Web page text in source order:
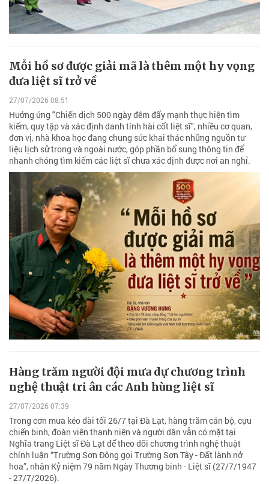
Mỗi hồ sơ được giải mã là thêm một hy vọng
đưa liệt sĩ trở về
27/07/2026 08:51
Hưởng ứng "Chiến dịch 500 ngày đêm đẩy mạnh thực hiện tìm
kiếm, quy tập và xác định danh tính hài cốt liệt sĩ", nhiều cơ quan,
đơn vị, nhà khoa học đang chung sức khai thác những nguồn tư
liệu lịch sử trong và ngoài nước, góp phần bổ sung thông tin để
nhanh chóng tìm kiếm các liệt sĩ chưa xác định được nơi an nghỉ.
Hàng trăm người đội mưa dự chương trình
nghệ thuật tri ân các Anh hùng liệt sĩ
27/07/2026 07:39
Trong cơn mưa kéo dài tối 26/7 tại Đà Lạt, hàng trăm cán bộ, cựu
chiến binh, đoàn viên thanh niên và người dân vẫn có mặt tại
Nghĩa trang Liệt sĩ Đà Lạt để theo dõi chương trình nghệ thuật
chính luận “Trường Sơn Đông gọi Trường Sơn Tây - Đất lành nở
hoa”, nhân Kỷ niệm 79 năm Ngày Thương binh - Liệt sĩ (27/7/1947
- 27/7/2026).